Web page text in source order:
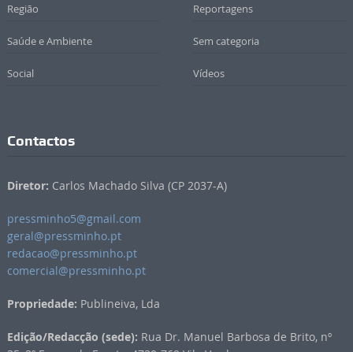
Região Reportagens
Saúde e Ambiente Sem categoria
Social Vídeos
Contactos
Diretor: Carlos Machado Silva (CP 2037-A)
pressminho5@gmail.com
geral@pressminho.pt
redacao@pressminho.pt
comercial@pressminho.pt
Propriedade: Publineiva, Lda
Edição/Redacção (sede): Rua Dr. Manuel Barbosa de Brito, nº